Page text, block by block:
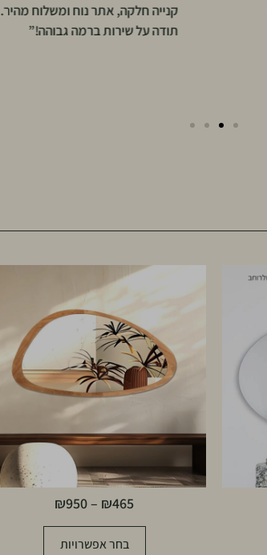
קנייה חלקה, אתר נוח ומשלוח מהיר.
תודה על שירות ברמה גבוהה!”
₪465
–
₪950
בחר אפשרויות